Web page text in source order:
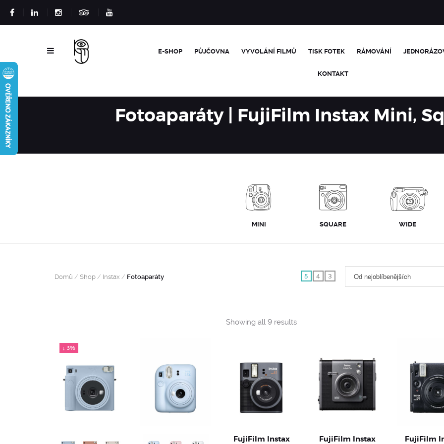
E-SHOP PŮJČOVNA VYVOLÁNÍ FILMŮ TISK FOTEK RÁMOVÁNÍ
KONTAKT
Fotoaparáty | FujiFilm Instax Mini,
MINI SQUARE WIDE
Domů / Shop / Instax / Fotoaparáty 5 4 3 Od nejoblíbenějších
Showing all 9 resultsSorted
↓ 3%
FujiFilm Instax
FujiFilm Instax
FujiFilm